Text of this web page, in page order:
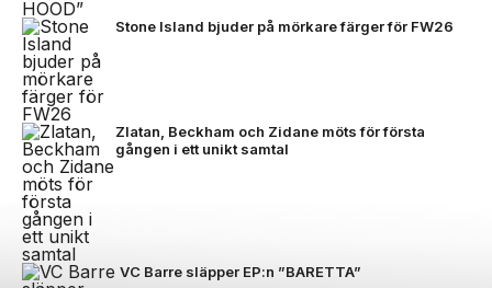
Stone Island bjuder på mörkare färger för FW26
Zlatan, Beckham och Zidane möts för första
gången i ett unikt samtal
VC Barre släpper EP:n ”BARETTA”